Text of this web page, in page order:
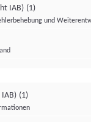
IAB) (1)
und
IAB) (1)